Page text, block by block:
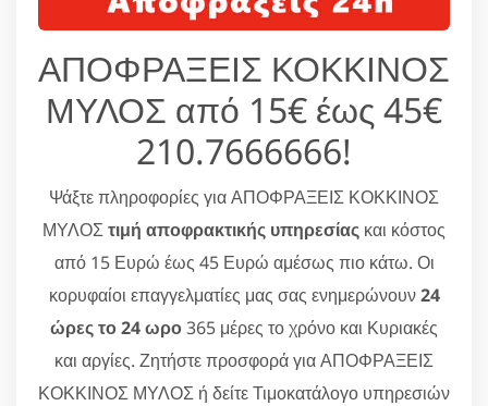
ΑΠΟΦΡΑΞΕΙΣ ΚΟΚΚΙΝΟΣ
ΜΥΛΟΣ από 15€ έως 45€
210.7666666!
Ψάξτε πληροφορίες για ΑΠΟΦΡΑΞΕΙΣ ΚΟΚΚΙΝΟΣ
ΜΥΛΟΣτιμή αποφρακτικής υπηρεσίας και κόστος
από 15 Ευρώ έως 45 Ευρώ αμέσως πιο κάτω. Οι
κορυφαίοι επαγγελματίες μας σας ενημερώνουν24
ώρες το 24 ωρο365 μέρες το χρόνο και Κυριακές
και αργίες. Ζητήστε προσφορά για ΑΠΟΦΡΑΞΕΙΣ
ΚΟΚΚΙΝΟΣ ΜΥΛΟΣ ή δείτε Τιμοκατάλογο υπηρεσιών